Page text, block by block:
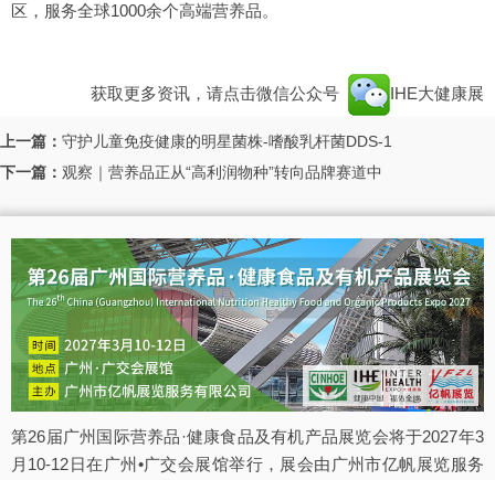
区，服务全球1000余个高端营养品。
获取更多资讯，请点击微信公众号 IHE大健康展
上一篇： 守护儿童免疫健康的明星菌株-嗜酸乳杆菌DDS-1
下一篇： 观察｜营养品正从“高利润物种”转向品牌赛道中
第26届广州国际营养品·健康食品及有机产品展览会将于2027年3
月10-12日在广州•广交会展馆举行，展会由广州市亿帆展览服务